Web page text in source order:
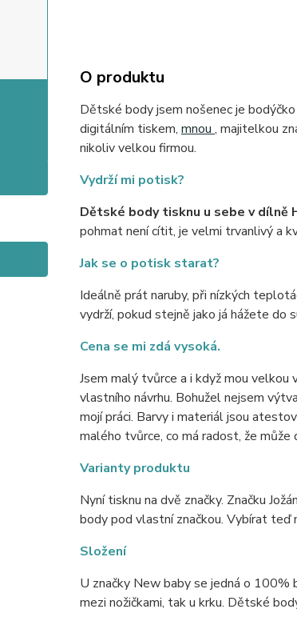
O produktu
Dětské body jsem nošenec je
digitálním tiskem, mnou, majitelkou
nikoliv velkou firmou.
Vydrží mi potisk?
Dětské body tisknu u sebe v dílně
pohmat není cítit, je velmi trvanlivý a
Jak se o potisk starat?
Ideálně prát naruby, při nízkých
vydrží, pokud stejně jako já hážete do
Cena se mi zdá vysoká.
Jsem malý tvůrce a i když mou velkou
vlastního návrhu. Bohužel nejsem
mojí práci. Barvy i materiál jsou
malého tvůrce, co má radost, že
Varianty produktu
Nyní tisknu na dvě značky. Značku
body pod vlastní značkou. Vybírat teď
Složení
U značky New baby se jedná o 100%
mezi nožičkami, tak u krku. Dětské